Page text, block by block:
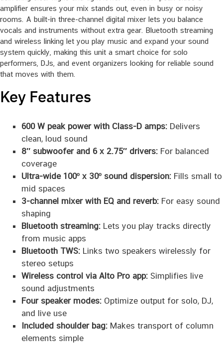
amplifier ensures your mix stands out, even in busy or noisy
rooms. A built-in three-channel digital mixer lets you balance
vocals and instruments without extra gear. Bluetooth streaming
and wireless linking let you play music and expand your sound
system quickly, making this unit a smart choice for solo
performers, DJs, and event organizers looking for reliable sound
that moves with them.
Key Features
600 W peak power with Class-D amps:Delivers
clean, loud sound
8″ subwoofer and 6 x 2.75″ drivers:For balanced
coverage
Ultra-wide 100º x 30º sound dispersion:Fills small to
mid spaces
3-channel mixer with EQ and reverb:For easy sound
shaping
Bluetooth streaming:Lets you play tracks directly
from music apps
Bluetooth TWS:Links two speakers wirelessly for
stereo setups
Wireless control via Alto Pro app:Simplifies live
sound adjustments
Four speaker modes:Optimize output for solo, DJ,
and live use
Included shoulder bag:Makes transport of column
elements simple